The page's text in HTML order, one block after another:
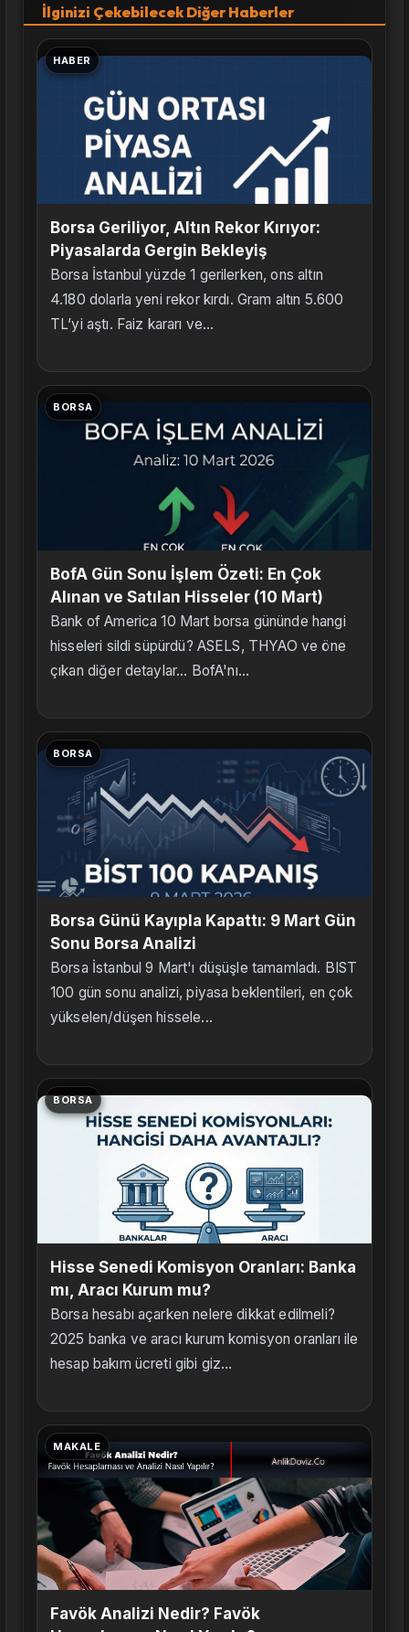
İlginizi Çekebilecek Diğer Haberler
HABER
Borsa Geriliyor, Altın Rekor Kırıyor:
Piyasalarda Gergin Bekleyiş
Borsa İstanbul yüzde 1 gerilerken, ons altın
4.180 dolarla yeni rekor kırdı. Gram altın 5.600
TL’yi aştı. Faiz kararı ve...
BORSA
BofA Gün Sonu İşlem Özeti: En Çok
Alınan ve Satılan Hisseler (10 Mart)
Bank of America 10 Mart borsa gününde hangi
hisseleri sildi süpürdü? ASELS, THYAO ve öne
çıkan diğer detaylar... BofA'nı...
BORSA
Borsa Günü Kayıpla Kapattı: 9 Mart Gün
Sonu Borsa Analizi
Borsa İstanbul 9 Mart'ı düşüşle tamamladı. BIST
100 gün sonu analizi, piyasa beklentileri, en çok
yükselen/düşen hissele...
BORSA
Hisse Senedi Komisyon Oranları: Banka
mı, Aracı Kurum mu?
Borsa hesabı açarken nelere dikkat edilmeli?
2025 banka ve aracı kurum komisyon oranları ile
hesap bakım ücreti gibi giz...
MAKALE
Favök Analizi Nedir? Favök